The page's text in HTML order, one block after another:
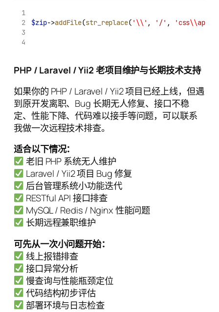
$zip->addFile(str_replace( ' \\ ' , '/' , 'css\\
PHP / Laravel / Yii2 老项目维护与长期技术支持
如果你的 PHP / Laravel / Yii2 项目已经上线，但遇
到原开发离职、Bug 长期无人修复、接口不稳
定、性能下降、代码难以接手等问题，可以联系
我做一次远程技术排查。
适合以下情况：
老旧 PHP 系统无人维护
Laravel / Yii2 项目 Bug 修复
后台管理系统小功能迭代
RESTful API 接口排查
MySQL / Redis / Nginx 性能问题
长期远程兼职维护
可先从一次小问题开始：
线上报错排查
接口异常分析
慢查询与性能瓶颈定位
代码结构初步评估
部署环境与日志检查